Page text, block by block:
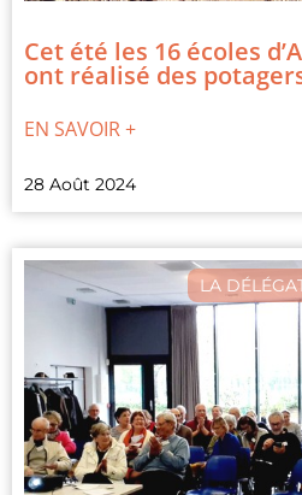
Cet été les 16 écoles
ont réalisé des
EN SAVOIR +
28 Août 2024
LA